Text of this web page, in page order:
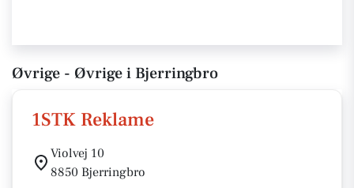
Øvrige - Øvrige i Bjerringbro
1STK Reklame
Violvej 10
8850 Bjerringbro